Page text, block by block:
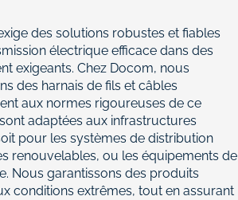
exige des solutions robustes et fiables
électrique efficace dans des
exigeants. Chez Docom, nous
des harnais de fils et câbles
aux normes rigoureuses de ce
adaptées aux infrastructures
pour les systèmes de distribution
renouvelables, ou les équipements de
Nous garantissons des produits
conditions extrêmes, tout en assurant